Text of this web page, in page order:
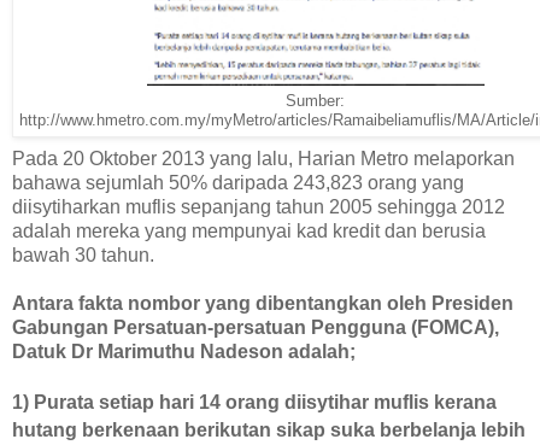
Sumber:
http://www.hmetro.com.my/myMetro/articles/Ramaibeliamuflis/MA/Article/
Pada 20 Oktober 2013 yang lalu, Harian Metro melaporkan
bahawa sejumlah 50% daripada 243,823 orang yang
diisytiharkan muflis sepanjang tahun 2005 sehingga 2012
adalah mereka yang mempunyai kad kredit dan berusia
bawah 30 tahun.
Antara fakta nombor yang dibentangkan oleh Presiden
Gabungan Persatuan-persatuan Pengguna (FOMCA),
Datuk Dr Marimuthu Nadeson adalah;
1) Purata setiap hari 14 orang diisytihar muflis kerana
hutang berkenaan berikutan sikap suka berbelanja lebih